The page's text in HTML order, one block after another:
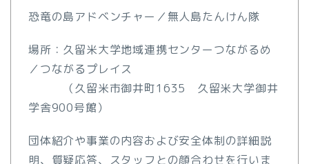
恐竜の島アドベンチャー／無人島たんけん隊
場所：久留米大学地域連携センターつながるめ
／つながるプレイス
（久留米市御井町1635 ​久留米大学御井
学舎900号館）
団体紹介や事業の内容および安全体制の詳細説
明、質疑応答、スタッフとの顔合わせを行いま